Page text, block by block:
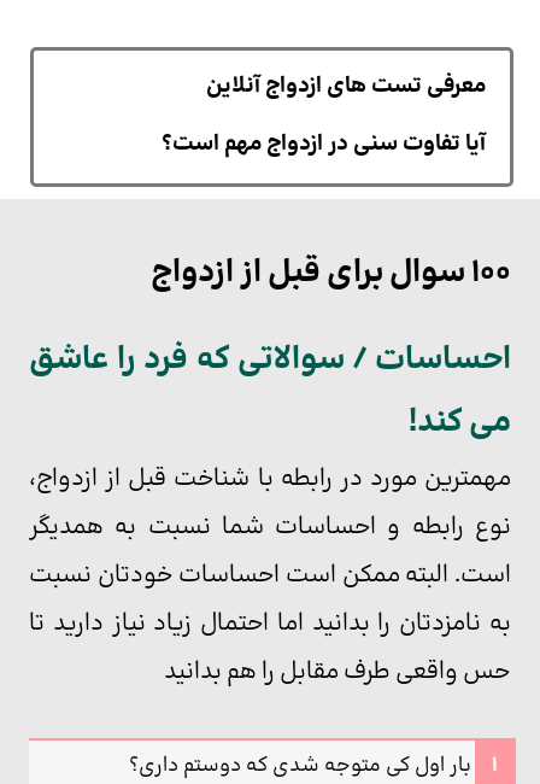
معرفی تست های ازدواج آنلاین
آیا تفاوت سنی در ازدواج مهم است؟
100 سوال برای قبل از ازدواج
احساسات / سوالاتی که فرد را عاشق
می کند!
مهمترین مورد در رابطه با شناخت قبل از ازدواج،
نوع رابطه و احساسات شما نسبت به همدیگر
است. البته ممکن است احساسات خودتان نسبت
به نامزدتان را بدانید اما احتمال زیاد نیاز دارید تا
حس واقعی طرف مقابل را هم بدانید
بار اول کی متوجه شدی که دوستم داری؟